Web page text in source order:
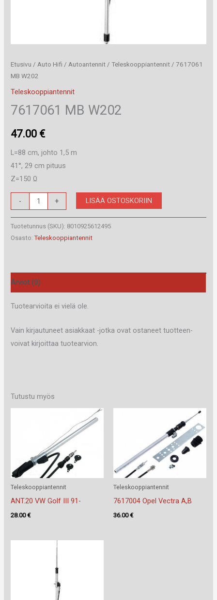
Etusivu / Auto Hifi / Autoantennit /Teleskooppiantennit / 7617061
MB W202
Teleskooppiantennit
7617061 MB W202
47.00 €
L=88 cm, johto 1,5 m
41°, 29 cm pituus
Z=150 Ω
-
7617061
MB
W202
määrä
+ LISÄÄ OSTOSKORIIN
Tuotetunnus (SKU): 8010925612495
Osasto:Teleskooppiantennit
Arviot (0)
Tuotearvioita ei vielä ole.
Vain kirjautuneet asiakkaat -jotka ovat ostaneet tuotteen-
voivat kirjoittaa tuotearvion.
Tutustu myös
Teleskooppiantennit
ANT.20 VW Golf III 91-
28.00€
Teleskooppiantennit
7617004 Opel Vectra A,B
36.00€